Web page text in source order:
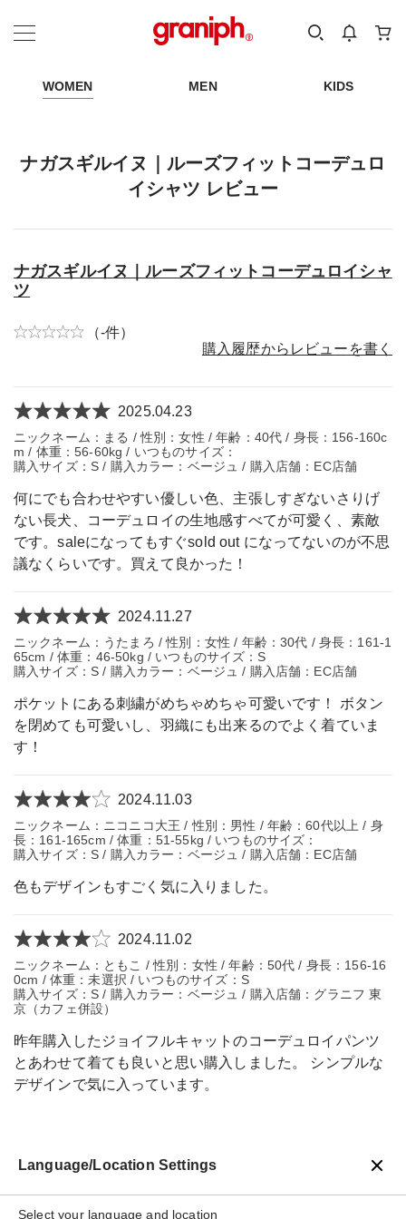
カテゴリーから探す
WOMEN MEN KIDS
ナガスギルイヌ｜ルーズフィットコーデュロ
イシャツ レビュー
ナガスギルイヌ｜ルーズフィットコーデュロイシャ
ツ
（-件）
購入履歴からレビューを書く
2025.04.23
ニックネーム：まる / 性別：女性 / 年齢：40代 / 身長：156-160c
m / 体重：56-60kg / いつものサイズ：
購入サイズ：S / 購入カラー：ベージュ / 購入店舗：EC店舗
何にでも合わせやすい優しい色、主張しすぎないさりげ
ない長犬、コーデュロイの生地感すべてが可愛く、素敵
です。saleになってもすぐsold out になってないのが不思
議なくらいです。買えて良かった！
2024.11.27
ニックネーム：うたまろ / 性別：女性 / 年齢：30代 / 身長：161-1
65cm / 体重：46-50kg / いつものサイズ：S
購入サイズ：S / 購入カラー：ベージュ / 購入店舗：EC店舗
ポケットにある刺繍がめちゃめちゃ可愛いです！ ボタン
を閉めても可愛いし、羽織にも出来るのでよく着ていま
す！
2024.11.03
ニックネーム：ニコニコ大王 / 性別：男性 / 年齢：60代以上 / 身
長：161-165cm / 体重：51-55kg / いつものサイズ：
購入サイズ：S / 購入カラー：ベージュ / 購入店舗：EC店舗
色もデザインもすごく気に入りました。
2024.11.02
ニックネーム：ともこ / 性別：女性 / 年齢：50代 / 身長：156-16
0cm / 体重：未選択 / いつものサイズ：S
購入サイズ：S / 購入カラー：ベージュ / 購入店舗：グラニフ 東
京（カフェ併設）
昨年購入したジョイフルキャットのコーデュロイパンツ
とあわせて着ても良いと思い購入しました。 シンプルな
デザインで気に入っています。
Language/Location Settings
Select your language and location